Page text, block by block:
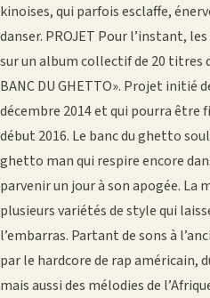
kinoises, qui parfois esclaffe,
danser. PROJET Pour l’instant,
sur un album collectif de 20 titres
BANC DU GHETTO». Projet initié
décembre 2014 et qui pourra être
début 2016. Le banc du ghetto
ghetto man qui respire encore
parvenir un jour à son apogée. La
plusieurs variétés de style qui
l’embarras. Partant de sons à
par le hardcore de rap américain,
mais aussi des mélodies de